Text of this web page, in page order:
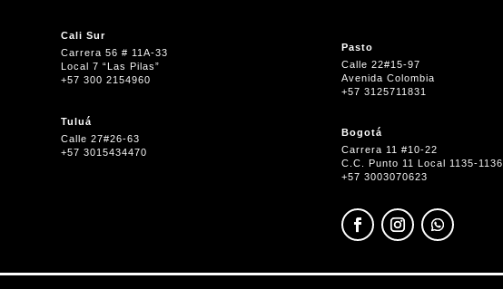
Cali Sur
Carrera 56 # 11A-33
Local 7 “Las Pilas”
+57 300 2154960
Tuluá
Calle 27#26-63
+57 3015434470
Pasto
Calle 22#15-97
Avenida Colombia
+57 3125711831
Bogotá
Carrera 11 #10-22
C.C. Punto 11 Local 1135-1136
+57 3003070623